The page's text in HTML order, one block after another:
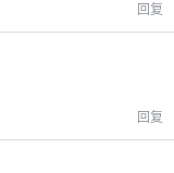
回复
回复